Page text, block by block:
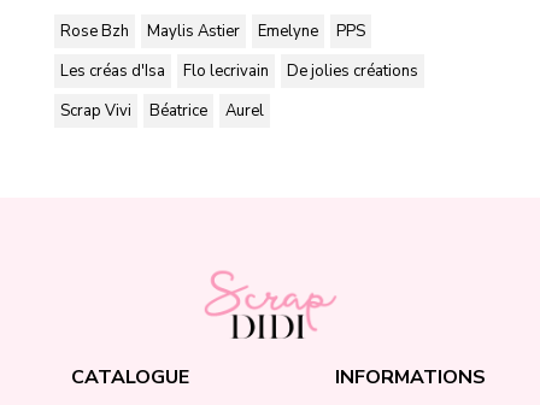
Rose Bzh Maylis Astier Emelyne
PPS
Les créas d'Isa
Flo lecrivain
De jolies créations
Scrap Vivi
Béatrice Aurel
CATALOGUE INFORMATIONS